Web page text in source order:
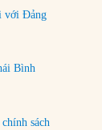
với Đảng
Bình
sách